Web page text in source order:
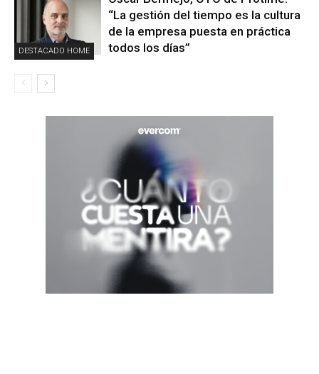
DESTACADO HOME
“La gestión del tiempo es la cultura
de la empresa puesta en práctica
todos los días”